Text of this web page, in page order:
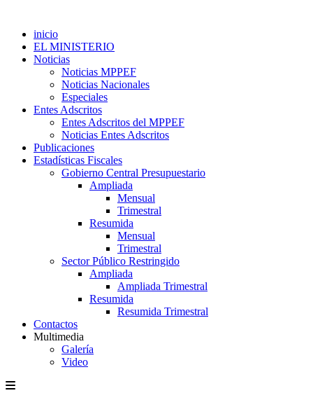
inicio
EL MINISTERIO
Noticias
Noticias MPPEF
Noticias Nacionales
Especiales
Entes Adscritos
Entes Adscritos del MPPEF
Noticias Entes Adscritos
Publicaciones
Estadísticas Fiscales
Gobierno Central Presupuestario
Ampliada
Mensual
Trimestral
Resumida
Mensual
Trimestral
Sector Público Restringido
Ampliada
Ampliada Trimestral
Resumida
Resumida Trimestral
Contactos
Multimedia
Galería
Video